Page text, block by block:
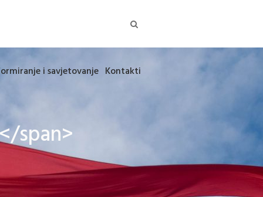
i savjetovanje Kontakti
span>